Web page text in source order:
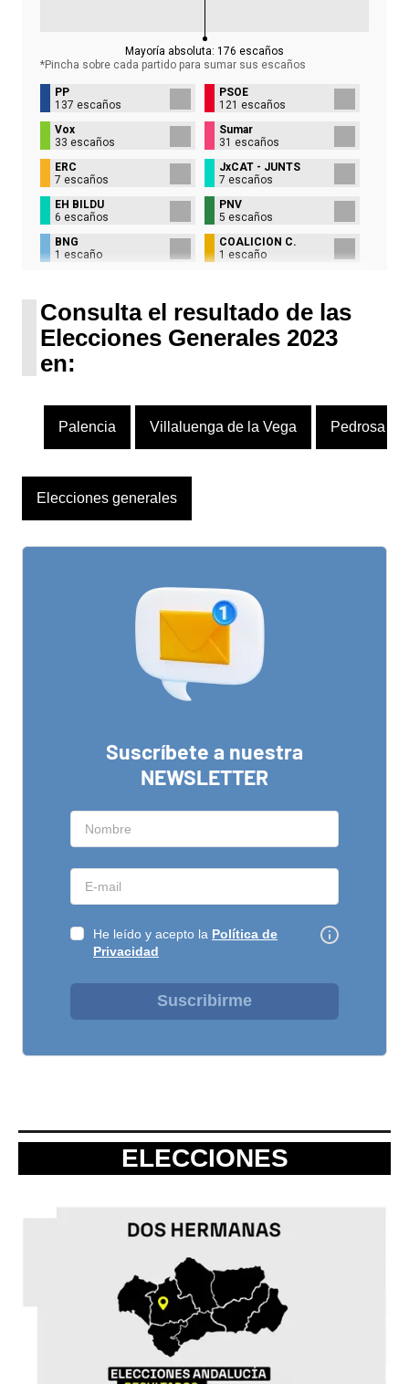
Mayoría absoluta: 176 escaños
*Pincha sobre cada partido para sumar sus escaños
PP
137 escaños
PSOE
121 escaños
Vox
33 escaños
Sumar
31 escaños
ERC
7 escaños
JxCAT - JUNTS
7 escaños
EH BILDU
6 escaños
PNV
5 escaños
BNG
1 escaño
COALICIÓN C.
1 escaño
Consulta el resultado de las
Elecciones Generales 2023
en:
Palencia Villaluenga de la Vega Pedrosa
Elecciones generales
Suscríbete a nuestra
NEWSLETTER
He leído y acepto la Política de
Privacidad
Suscribirme
ELECCIONES